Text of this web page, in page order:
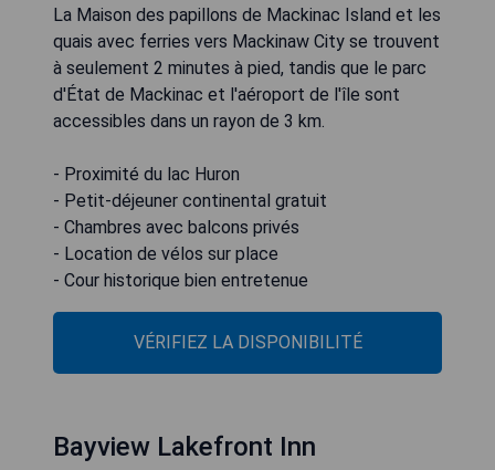
La Maison des papillons de Mackinac Island et les
quais avec ferries vers Mackinaw City se trouvent
à seulement 2 minutes à pied, tandis que le parc
d'État de Mackinac et l'aéroport de l'île sont
accessibles dans un rayon de 3 km.
- Proximité du lac Huron
- Petit-déjeuner continental gratuit
- Chambres avec balcons privés
- Location de vélos sur place
- Cour historique bien entretenue
VÉRIFIEZ LA DISPONIBILITÉ
Bayview Lakefront Inn